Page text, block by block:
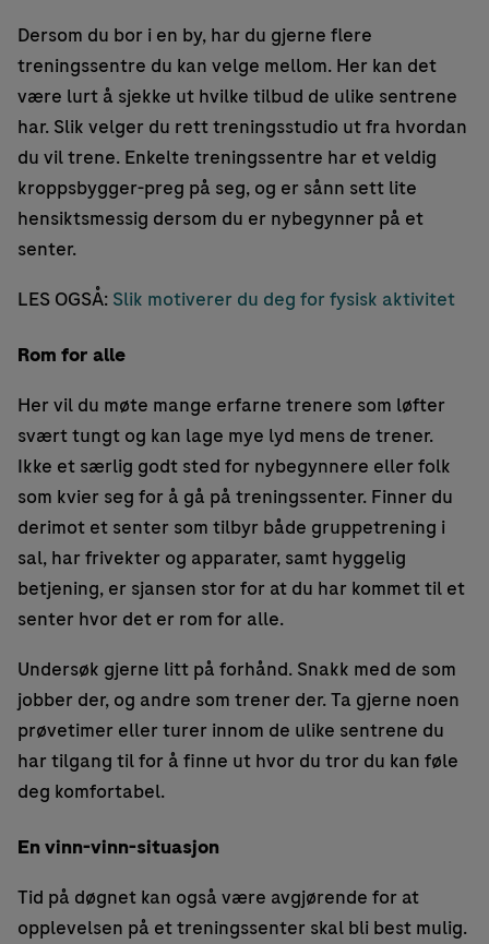
Dersom du bor i en by, har du gjerne flere
treningssentre du kan velge mellom. Her kan det
være lurt å sjekke ut hvilke tilbud de ulike sentrene
har. Slik velger du rett treningsstudio ut fra hvordan
du vil trene. Enkelte treningssentre har et veldig
kroppsbygger-preg på seg, og er sånn sett lite
hensiktsmessig dersom du er nybegynner på et
senter.
LES OGSÅ: Slik motiverer du deg for fysisk aktivitet
Rom for alle
Her vil du møte mange erfarne trenere som løfter
svært tungt og kan lage mye lyd mens de trener.
Ikke et særlig godt sted for nybegynnere eller folk
som kvier seg for å gå på treningssenter. Finner du
derimot et senter som tilbyr både gruppetrening i
sal, har frivekter og apparater, samt hyggelig
betjening, er sjansen stor for at du har kommet til et
senter hvor det er rom for alle.
Undersøk gjerne litt på forhånd. Snakk med de som
jobber der, og andre som trener der. Ta gjerne noen
prøvetimer eller turer innom de ulike sentrene du
har tilgang til for å finne ut hvor du tror du kan føle
deg komfortabel.
En vinn-vinn-situasjon
Tid på døgnet kan også være avgjørende for at
opplevelsen på et treningssenter skal bli best mulig.